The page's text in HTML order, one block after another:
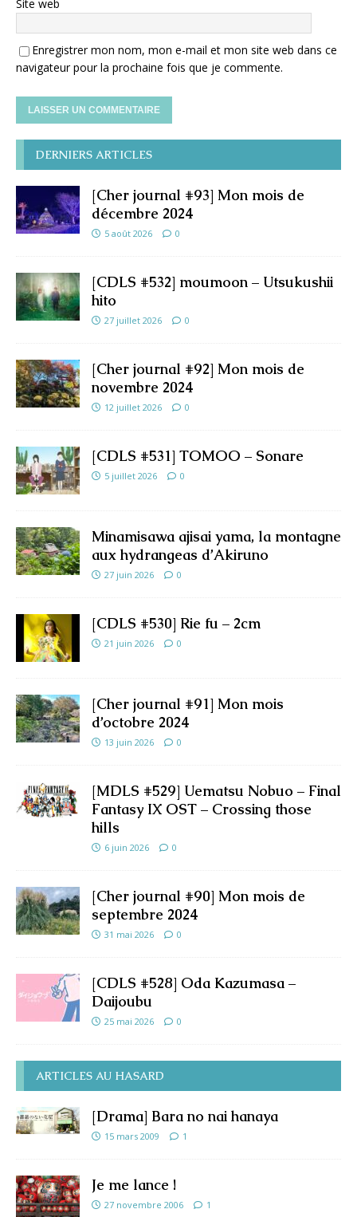
Site web
Enregistrer mon nom, mon e-mail et mon site web dans ce
navigateur pour la prochaine fois que je commente.
DERNIERS ARTICLES
[Cher journal #93] Mon mois de
décembre 2024
5 août 2026 0
[CDLS #532] moumoon – Utsukushii
hito
27 juillet 2026 0
[Cher journal #92] Mon mois de
novembre 2024
12 juillet 2026 0
[CDLS #531] TOMOO – Sonare
5 juillet 2026 0
Minamisawa ajisai yama, la montagne
aux hydrangeas d’Akiruno
27 juin 2026 0
[CDLS #530] Rie fu – 2cm
21 juin 2026 0
[Cher journal #91] Mon mois
d’octobre 2024
13 juin 2026 0
[MDLS #529] Uematsu Nobuo – Final
Fantasy IX OST – Crossing those
hills
6 juin 2026 0
[Cher journal #90] Mon mois de
septembre 2024
31 mai 2026 0
[CDLS #528] Oda Kazumasa –
Daijoubu
25 mai 2026 0
ARTICLES AU HASARD
[Drama] Bara no nai hanaya
15 mars 2009 1
Je me lance !
27 novembre 2006 1